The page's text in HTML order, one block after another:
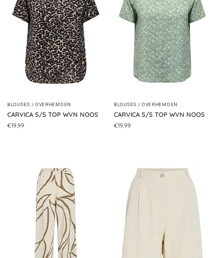
BLOUSES / OVERHEMDEN
CARVICA S/S TOP WVN NOOS
€19,99
BLOUSES / OVERHEMDEN
CARVICA S/S TOP WVN NOOS
€19,99